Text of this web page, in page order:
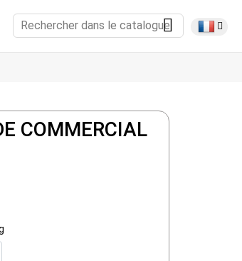
COMMERCIAL